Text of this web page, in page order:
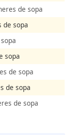
de sopa
de sopa
sopa
de sopa
de sopa
de sopa